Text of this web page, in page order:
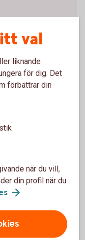
eller ett
val
liknande
för dig. Det
förbättrar din
när du vill,
din profil när du